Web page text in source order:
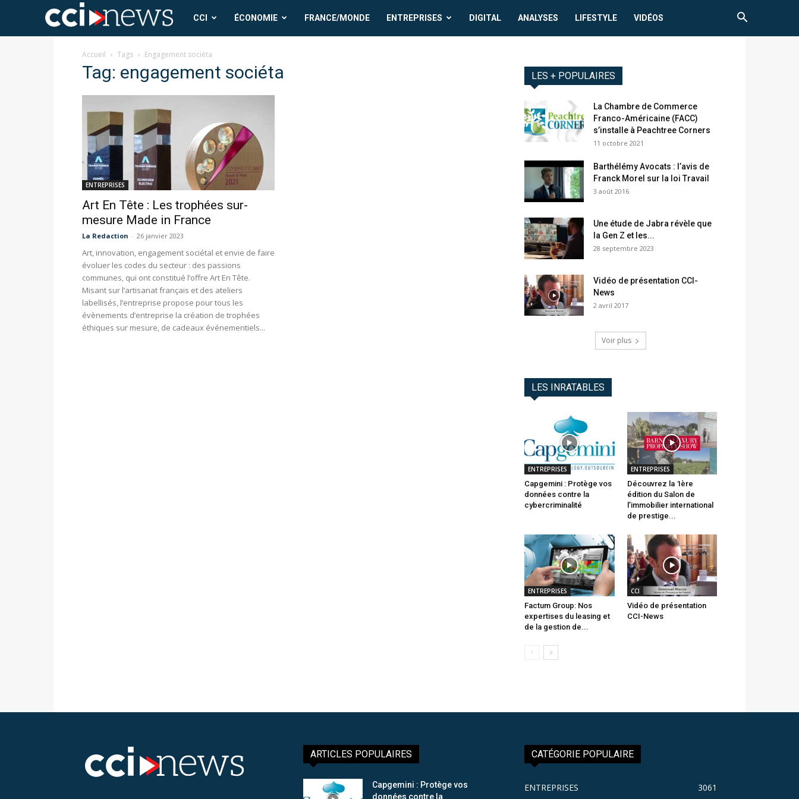
CCI
News
CCI ÉCONOMIE FRANCE/MONDE ENTREPRISES DIGITAL ANALYSES LIFESTYLE VIDÉOS
Accueil Tags Engagement sociéta
Tag: engagement sociéta
ENTREPRISES
Art En Tête : Les trophées sur-
mesure Made in France
La Redaction - 26 janvier 2023
Art, innovation, engagement sociétal et envie de faire
évoluer les codes du secteur : des passions
communes, qui ont constitué l’offre Art En Tête.
Misant sur l’artisanat français et des ateliers
labellisés, l’entreprise propose pour tous les
évènements d’entreprise la création de trophées
éthiques sur mesure, de cadeaux événementiels...
LES + POPULAIRES
La Chambre de Commerce
Franco-Américaine (FACC)
s’installe à Peachtree Corners
11 octobre 2021
Barthélémy Avocats : l’avis de
Franck Morel sur la loi Travail
3 août 2016
Une étude de Jabra révèle que
la Gen Z et les...
28 septembre 2023
Vidéo de présentation CCI-
News
2 avril 2017
Voir plus
LES INRATABLES
ENTREPRISES
Capgemini : Protège vos
données contre la
cybercriminalité
ENTREPRISES
Découvrez la 1ère
édition du Salon de
l’immobilier international
de prestige...
ENTREPRISES
Factum Group: Nos
expertises du leasing et
de la gestion de...
CCI
Vidéo de présentation
CCI-News
ARTICLES POPULAIRES
Capgemini : Protège vos
données contre la
CATÉGORIE POPULAIRE
ENTREPRISES 3061